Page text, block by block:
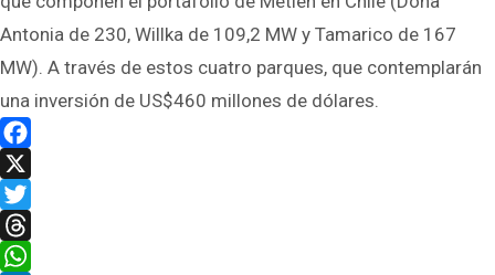
Antonia de 230, Willka de 109,2 MW y Tamarico de 167
MW). A través de estos cuatro parques, que contemplarán
una inversión de US$460 millones de dólares.
Facebook
X
Twitter
Threads